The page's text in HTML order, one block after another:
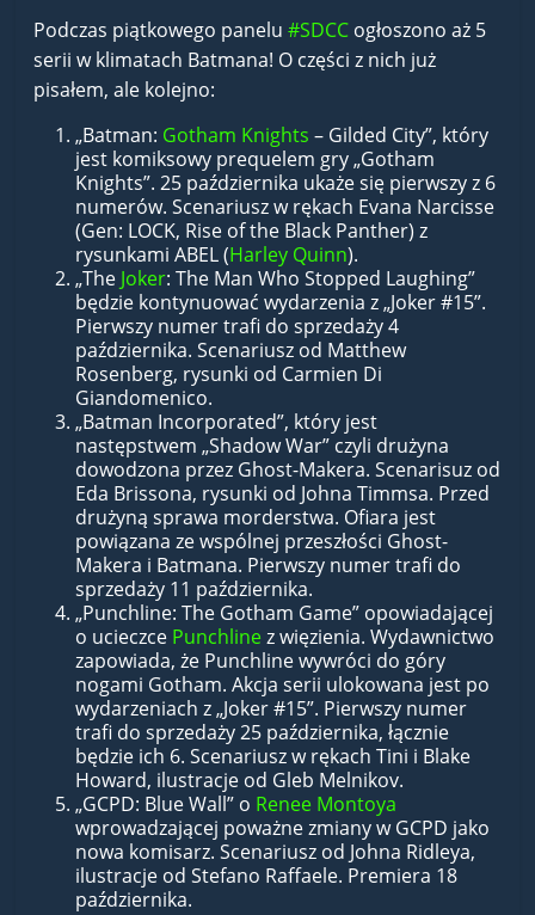
Podczas piątkowego panelu#SDCC ogłoszono aż 5
serii w klimatach Batmana! O części z nich już
pisałem, ale kolejno:
„Batman: Gotham Knights – Gilded City”, który
jest komiksowy prequelem gry „Gotham
Knights”. 25 października ukaże się pierwszy z 6
numerów. Scenariusz w rękach Evana Narcisse
(Gen: LOCK, Rise of the Black Panther) z
rysunkami ABEL (Harley Quinn).
„The Joker: The Man Who Stopped Laughing”
będzie kontynuować wydarzenia z „Joker #15”.
Pierwszy numer trafi do sprzedaży 4
października. Scenariusz od Matthew
Rosenberg, rysunki od Carmien Di
Giandomenico.
„Batman Incorporated”, który jest
następstwem „Shadow War” czyli drużyna
dowodzona przez Ghost-Makera. Scenarisuz od
Eda Brissona, rysunki od Johna Timmsa. Przed
drużyną sprawa morderstwa. Ofiara jest
powiązana ze wspólnej przeszłości Ghost-
Makera i Batmana. Pierwszy numer trafi do
sprzedaży 11 października.
„Punchline: The Gotham Game” opowiadającej
o ucieczce Punchlinez więzienia. Wydawnictwo
zapowiada, że Punchline wywróci do góry
nogami Gotham. Akcja serii ulokowana jest po
wydarzeniach z „Joker #15”. Pierwszy numer
trafi do sprzedaży 25 października, łącznie
będzie ich 6. Scenariusz w rękach Tini i Blake
Howard, ilustracje od Gleb Melnikov.
„GCPD: Blue Wall” o Renee Montoya
wprowadzającej poważne zmiany w GCPD jako
nowa komisarz. Scenariusz od Johna Ridleya,
ilustracje od Stefano Raffaele. Premiera 18
października.